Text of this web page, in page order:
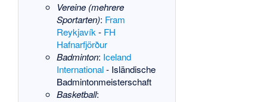
Vereine (mehrere
Sportarten): Fram
Reykjavík- FH
Hafnarfjörður
Badminton: Iceland
International- Isländische
Badmintonmeisterschaft
Basketball: